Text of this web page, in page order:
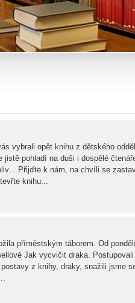
vybrali opět knihu z dětského
jistě pohladí na duši i dospělé
Přijďte k nám, na chvíli se
knihu...
příměstským táborem. Od
Jak vycvičit draka.
z knihy, draky, snažili jsme